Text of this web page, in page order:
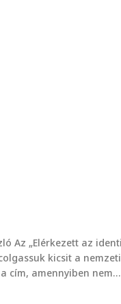
Az „Elérkezett az
kicsit a
cím, amennyiben nem…